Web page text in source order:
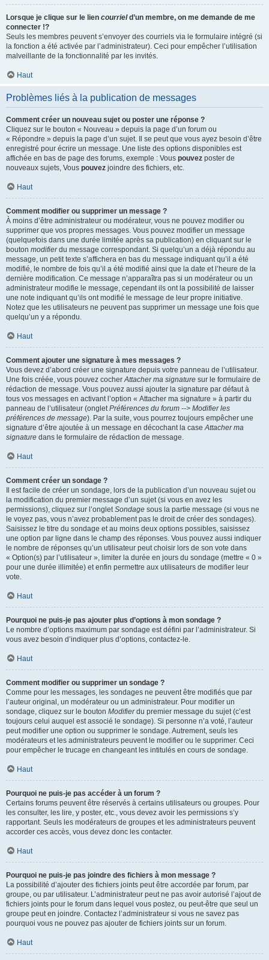
Lorsque je clique sur le lien courrield’un membre, on me demande de me
connecter !?
Seuls les membres peuvent s’envoyer des courriels via le formulaire intégré (si
la fonction a été activée par l’administrateur). Ceci pour empêcher l’utilisation
malveillante de la fonctionnalité par les invités.
Haut
Problèmes liés à la publication de messages
Comment créer un nouveau sujet ou poster une réponse ?
Cliquez sur le bouton « Nouveau » depuis la page d’un forum ou
« Répondre » depuis la page d’un sujet. Il se peut que vous ayez besoin d’être
enregistré pour écrire un message. Une liste des options disponibles est
affichée en bas de page des forums, exemple : Vous pouvez poster de
nouveaux sujets, Vous pouvez joindre des fichiers, etc.
Haut
Comment modifier ou supprimer un message ?
À moins d’être administrateur ou modérateur, vous ne pouvez modifier ou
supprimer que vos propres messages. Vous pouvez modifier un message
(quelquefois dans une durée limitée après sa publication) en cliquant sur le
bouton modifierdu message correspondant. Si quelqu’un a déjà répondu au
message, un petit texte s’affichera en bas du message indiquant qu’il a été
modifié, le nombre de fois qu’il a été modifié ainsi que la date et l’heure de la
dernière modification. Ce message n’apparaîtra pas si un modérateur ou un
administrateur modifie le message, cependant ils ont la possibilité de laisser
une note indiquant qu’ils ont modifié le message de leur propre initiative.
Notez que les utilisateurs ne peuvent pas supprimer un message une fois que
quelqu’un y a répondu.
Haut
Comment ajouter une signature à mes messages ?
Vous devez d’abord créer une signature depuis votre panneau de l’utilisateur.
Une fois créée, vous pouvez cocherAttacher ma signature sur le formulaire de
rédaction de message. Vous pouvez aussi ajouter la signature par défaut à
tous vos messages en activant l’option « Attacher ma signature » à partir du
panneau de l’utilisateur (ongletPréférences du forum --> Modifier les
préférences de message). Par la suite, vous pourrez toujours empêcher une
signature d’être ajoutée à un message en décochant la caseAttacher ma
signature dans le formulaire de rédaction de message.
Haut
Comment créer un sondage ?
Il est facile de créer un sondage, lors de la publication d’un nouveau sujet ou
la modification du premier message d’un sujet (si vous en avez les
permissions), cliquez sur l’ongletSondage sous la partie message (si vous ne
le voyez pas, vous n’avez probablement pas le droit de créer des sondages).
Saisissez le titre du sondage et au moins deux options possibles, saisissez
une option par ligne dans le champ des réponses. Vous pouvez aussi indiquer
le nombre de réponses qu’un utilisateur peut choisir lors de son vote dans
« Option(s) par l’utilisateur », limiter la durée en jours du sondage (mettre « 0 »
pour une durée illimitée) et enfin permettre aux utilisateurs de modifier leur
vote.
Haut
Pourquoi ne puis-je pas ajouter plus d’options à mon sondage ?
Le nombre d’options maximum par sondage est défini par l’administrateur. Si
vous avez besoin d’indiquer plus d’options, contactez-le.
Haut
Comment modifier ou supprimer un sondage ?
Comme pour les messages, les sondages ne peuvent être modifiés que par
l’auteur original, un modérateur ou un administrateur. Pour modifier un
sondage, cliquez sur le bouton Modifierdu premier message du sujet (c’est
toujours celui auquel est associé le sondage). Si personne n’a voté, l’auteur
peut modifier une option ou supprimer le sondage. Autrement, seuls les
modérateurs et les administrateurs peuvent le modifier ou le supprimer. Ceci
pour empêcher le trucage en changeant les intitulés en cours de sondage.
Haut
Pourquoi ne puis-je pas accéder à un forum ?
Certains forums peuvent être réservés à certains utilisateurs ou groupes. Pour
les consulter, les lire, y poster, etc., vous devez avoir les permissions s’y
rapportant. Seuls les modérateurs de groupes et les administrateurs peuvent
accorder ces accès, vous devez donc les contacter.
Haut
Pourquoi ne puis-je pas joindre des fichiers à mon message ?
La possibilité d’ajouter des fichiers joints peut être accordée par forum, par
groupe, ou par utilisateur. L’administrateur peut ne pas avoir autorisé l’ajout de
fichiers joints pour le forum dans lequel vous postez, ou peut-être que seul un
groupe peut en joindre. Contactez l’administrateur si vous ne savez pas
pourquoi vous ne pouvez pas ajouter de fichiers joints sur un forum.
Haut